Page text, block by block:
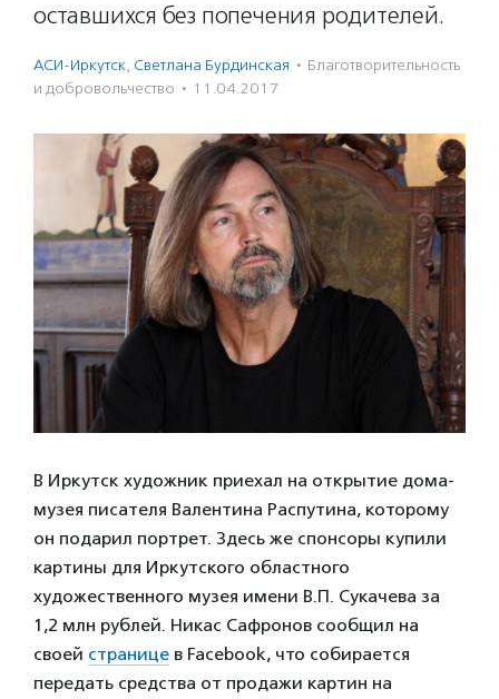
оставшихся без попечения родителей.
АСИ-Иркутск, Светлана Бурдинская · Благотвори­тель­ность
и доброволь­чест­во · 11.04.2017
В Иркутск художник приехал на открытие дома-
музея писателя Валентина Распутина, которому
он подарил портрет. Здесь же спонсоры купили
картины для Иркутского областного
художественного музея имени В.П. Сукачева за
1,2 млн рублей. Никас Сафронов сообщил на
своей странице в Facebook, что собирается
передать средства от продажи картин на